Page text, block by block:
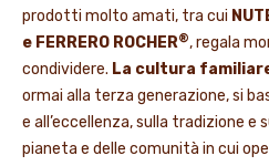
prodotti molto amati, tra cui
e FERRERO ROCHER®, regala
condividere. La cultura
ormai alla terza generazione, si
e all’eccellenza, sulla tradizione e
pianeta e delle comunità in cui